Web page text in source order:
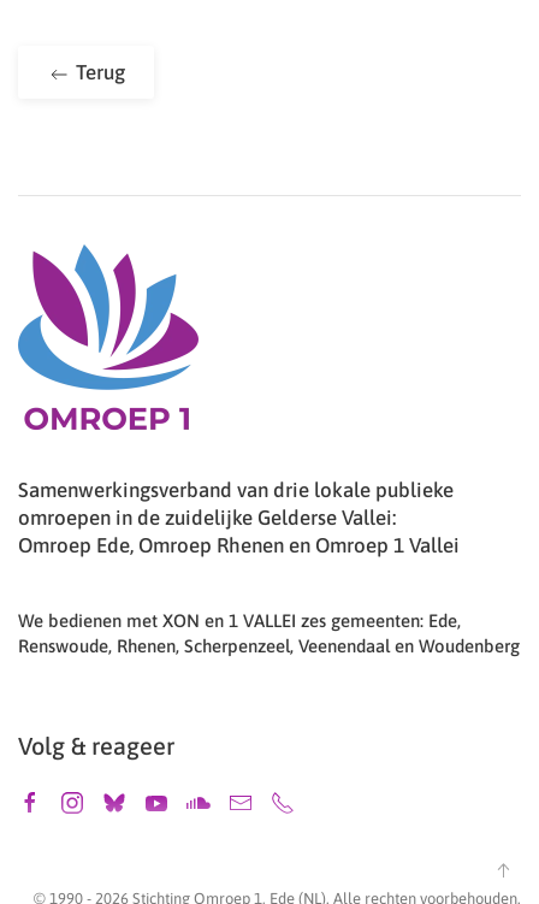
Terug
Samenwerkingsverband van drie lokale publieke
omroepen in de zuidelijke Gelderse Vallei:
Omroep Ede, Omroep Rhenen en Omroep 1 Vallei
We bedienen met XON en 1 VALLEI zes gemeenten: Ede,
Renswoude, Rhenen, Scherpenzeel, Veenendaal en Woudenberg
Volg & reageer
© 1990 - 2026 Stichting Omroep 1, Ede (NL). Alle rechten voorbehouden.